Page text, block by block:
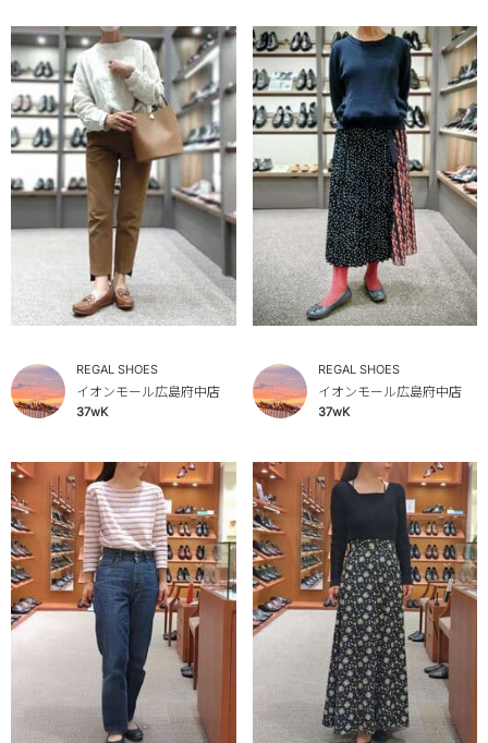
REGAL SHOES
イオンモール広島府中店
37wK
REGAL SHOES
イオンモール広島府中店
37wK